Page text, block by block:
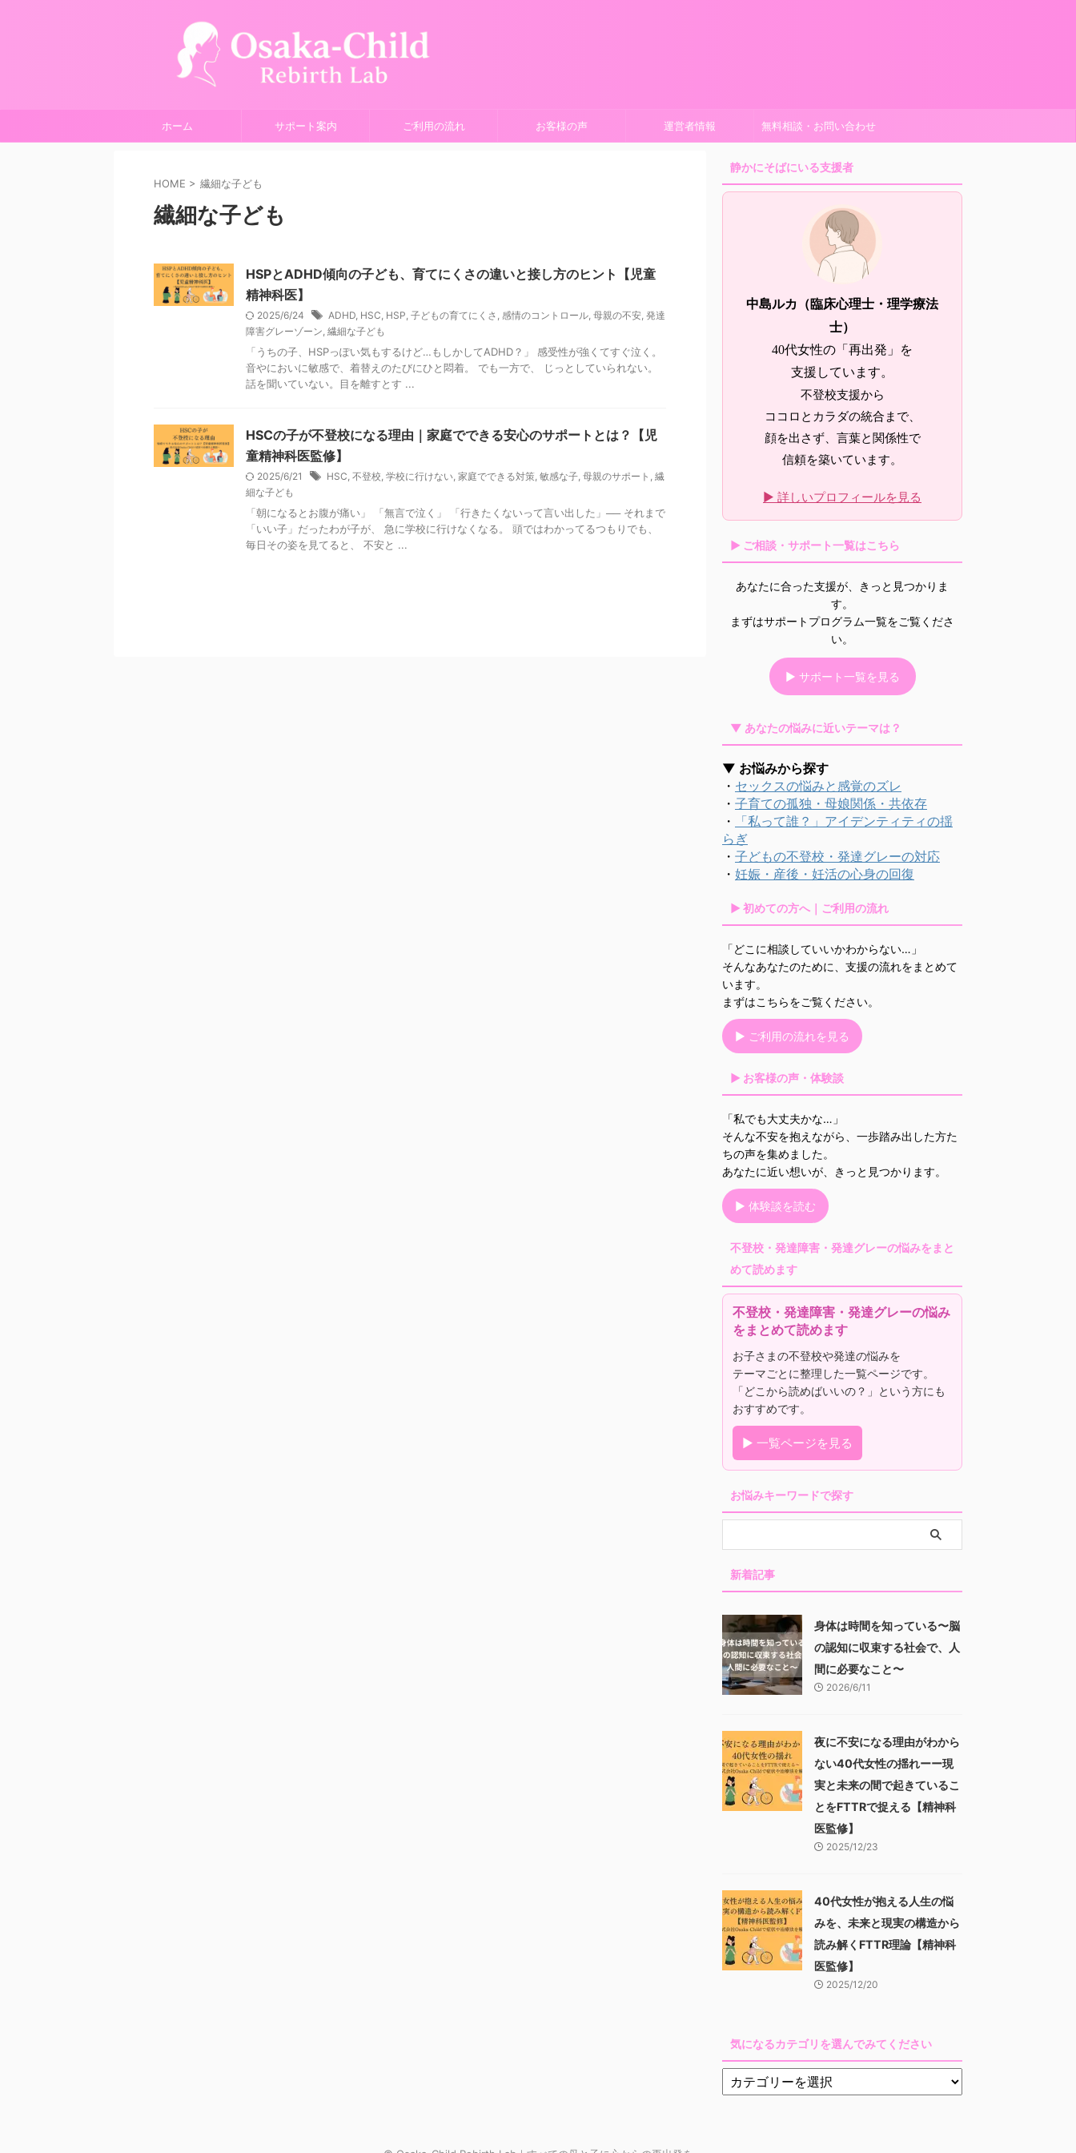
ホーム サポート案内 ご利用の流れ お客様の声 運営者情報 無料相談・お問い合わせ
HOME > 繊細な子ども
繊細な子ども
HSPとADHD傾向の子ども、育てにくさの違いと接し方のヒント【児童
精神科医】
2025/6/24 ADHD, HSC, HSP, 子どもの育てにくさ , 感情のコントロール, 母親の不安, 発達
障害グレーゾーン, 繊細な子ども
「うちの子、HSPっぽい気もするけど…もしかしてADHD？」 感受性が強くてすぐ泣く。
音やにおいに敏感で、着替えのたびにひと悶着。 でも一方で、 じっとしていられない。
話を聞いていない。目を離すとす ...
HSCの子が不登校になる理由｜家庭でできる安心のサポートとは？【児
童精神科医監修】
2025/6/21 HSC, 不登校, 学校に行けない, 家庭でできる対策, 敏感な子, 母親のサポート , 繊
細な子ども
「朝になるとお腹が痛い」 「無言で泣く」 「行きたくないって言い出した」── それまで
「いい子」だったわが子が、 急に学校に行けなくなる。 頭ではわかってるつもりでも、
毎日その姿を見てると、 不安と ...
静かにそばにいる支援者
中島ルカ（臨床心理士・理学療法
士）
40代女性の「再出発」を
支援しています。
不登校支援から
ココロとカラダの統合まで、
顔を出さず、言葉と関係性で
信頼を築いています。
▶ 詳しいプロフィールを見る
▶ ご相談・サポート一覧はこちら
あなたに合った支援が、きっと見つかりま
す。
まずはサポートプログラム一覧をご覧くださ
い。
▶ サポート一覧を見る
▼ あなたの悩みに近いテーマは？
▼ お悩みから探す
・ セックスの悩みと感覚のズレ
・ 子育ての孤独・母娘関係・共依存
・
「私って誰？」アイデンティティの揺
らぎ
・ 子どもの不登校・発達グレーの対応
・ 妊娠・産後・妊活の心身の回復
▶ 初めての方へ｜ご利用の流れ
「どこに相談していいかわからない…」
そんなあなたのために、支援の流れをまとめて
います。
まずはこちらをご覧ください。
▶ ご利用の流れを見る
▶ お客様の声・体験談
「私でも大丈夫かな…」
そんな不安を抱えながら、一歩踏み出した方た
ちの声を集めました。
あなたに近い想いが、きっと見つかります。
▶ 体験談を読む
不登校・発達障害・発達グレーの悩みをまと
めて読めます
不登校・発達障害・発達グレーの悩み
をまとめて読めます
お子さまの不登校や発達の悩みを
テーマごとに整理した一覧ページです。
「どこから読めばいいの？」という方にも
おすすめです。
▶ 一覧ページを見る
お悩みキーワードで探す
新着記事
身体は時間を知っている〜脳
の認知に収束する社会で、人
間に必要なこと〜
2026/6/11
夜に不安になる理由がわから
ない40代女性の揺れーー現
実と未来の間で起きているこ
とをFTTRで捉える【精神科
医監修】
2025/12/23
40代女性が抱える人生の悩
みを、未来と現実の構造から
読み解くFTTR理論【精神科
医監修】
2025/12/20
気になるカテゴリを選んでみてください